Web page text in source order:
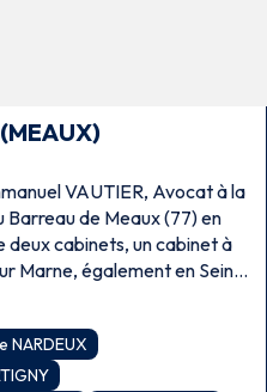
VAUTIER, Avocat à la
Barreau de Meaux (77) en
deux cabinets, un cabinet à
Marne, également en Seine
NARDEUX